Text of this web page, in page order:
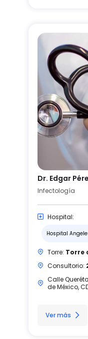
Dr. Edgar
Infectología
Hospital:
Hospital
Torre: Torre
Consultorio:
Calle
de México,
Ver más